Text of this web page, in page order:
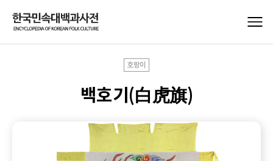
호랑이
백호기(白虎旗)